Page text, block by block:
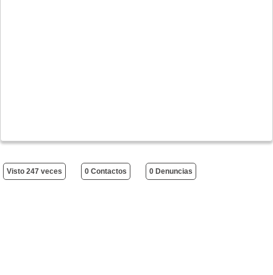
Visto 247 veces 0 Contactos 0 Denuncias